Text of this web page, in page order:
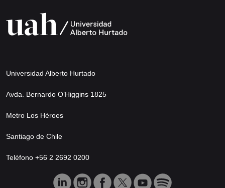
Universidad Alberto Hurtado
Avda. Bernardo O’Higgins 1825
Metro Los Héroes
Santiago de Chile
Teléfono +56 2 2692 0200